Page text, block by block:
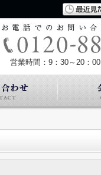
営業時間：9：30～20：00